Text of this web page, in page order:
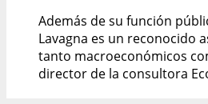
Además de su función
Lavagna es un reconocido
tanto macroeconómicos
director de la consultora